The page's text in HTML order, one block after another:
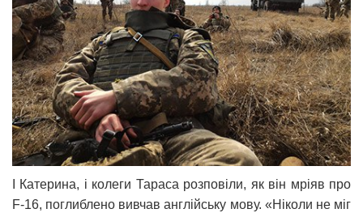
І Катерина, і колеги Тараса розповіли, як він мріяв про
F-16, поглиблено вивчав англійську мову. «Ніколи не міг